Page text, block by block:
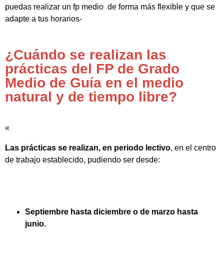
puedas realizar un fp medio de forma más flexible y que se
adapte a tus horarios-
¿Cuándo se realizan las
prácticas del FP de Grado
Medio de Guía en el medio
natural y de tiempo libre?
«
Las prácticas se realizan, en periodo lectivo, en el centro
de trabajo establecido, pudiendo ser desde:
Septiembre hasta diciembre o de marzo hasta
junio.